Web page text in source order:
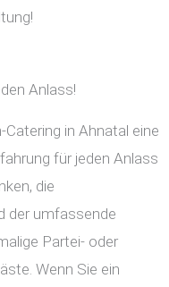
Anlass!
in Ahnatal eine
für jeden Anlass
die
der umfassende
Partei- oder
Wenn Sie ein